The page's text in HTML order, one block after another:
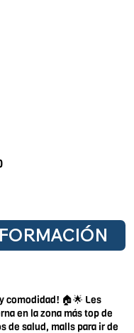
comodidad! 🏠🌟 Les
en la zona más top de
de salud, malls para ir de